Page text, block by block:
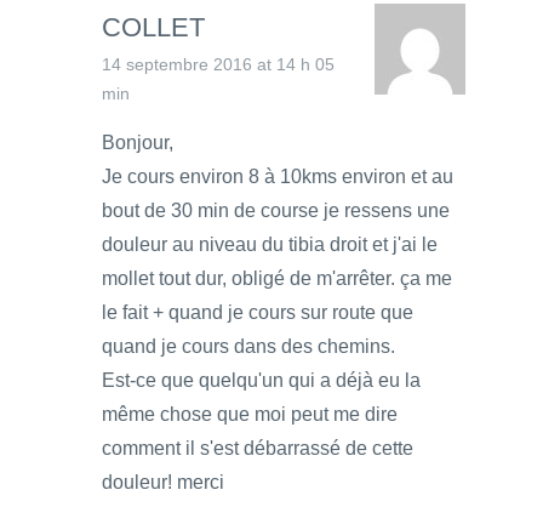
COLLET
14 septembre 2016 at 14 h 05
min
Bonjour,
Je cours environ 8 à 10kms environ et au
bout de 30 min de course je ressens une
douleur au niveau du tibia droit et j'ai le
mollet tout dur, obligé de m'arrêter. ça me
le fait + quand je cours sur route que
quand je cours dans des chemins.
Est-ce que quelqu'un qui a déjà eu la
même chose que moi peut me dire
comment il s'est débarrassé de cette
douleur! merci